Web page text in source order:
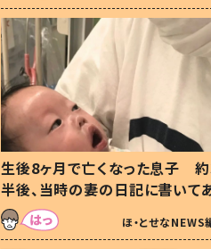
生後8ヶ月で亡くなった息子
半後、当時の妻の日記に書いて
た本音とは
ほ・とせなNEWS